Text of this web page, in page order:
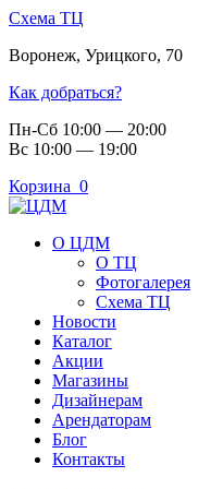
Схема ТЦ
Воронеж, Урицкого, 70
Как добраться?
Пн-Сб 10:00 — 20:00
Вс 10:00 — 19:00
Корзина 0
О ЦДМ
О ТЦ
Фотогалерея
Схема ТЦ
Новости
Каталог
Акции
Магазины
Дизайнерам
Арендаторам
Блог
Контакты